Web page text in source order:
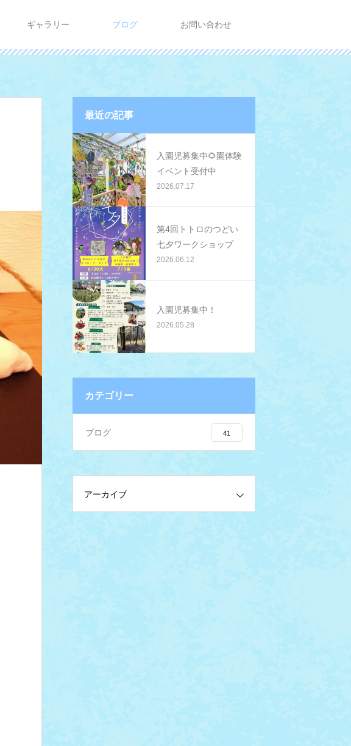
ギャラリー ブログ お問い合わせ
最近の記事
入園児募集中🌻園体験
イベント受付中
2026.07.17
第4回トトロのつどい
七夕ワークショップ
2026.06.12
入園児募集中！
2026.05.28
カテゴリー
ブログ 41
アーカイブ